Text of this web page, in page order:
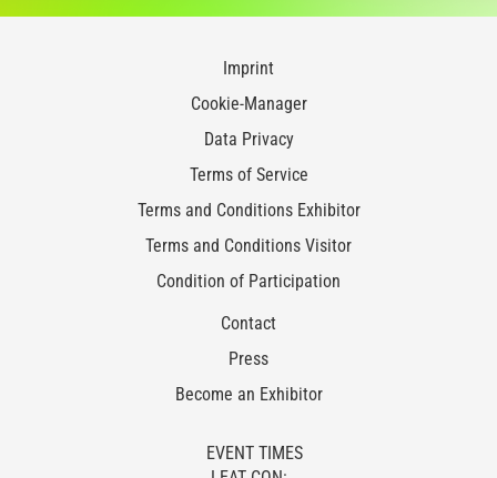
Imprint
Cookie-Manager
Data Privacy
Terms of Service
Terms and Conditions Exhibitor
Terms and Conditions Visitor
Condition of Participation
Contact
Press
Become an Exhibitor
EVENT TIMES